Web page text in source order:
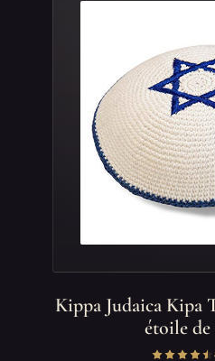
Kippa Judaica Kipa
étoile